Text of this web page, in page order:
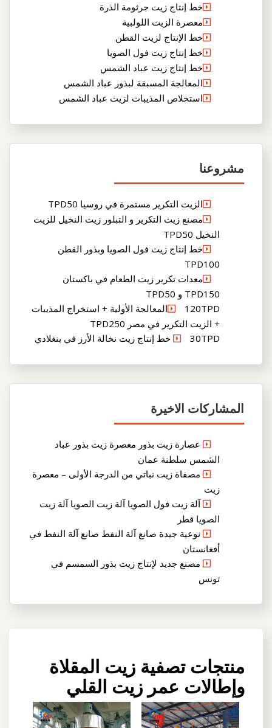
خط إنتاج زيت جرثومة الذرة
معصرة الزيت اللولبية
خط الإنتاج لزيت القطن
خط إنتاج زيت فول الصويا
خط إنتاج زيت عباد الشمس
المعالجة المسبقة لبذور عباد الشمس
استخلاص المذيبات لزيت عباد الشمس
مشروعنا
الزيت التكرير مستمرة في روسيا TPD50
مصنع زيت التكرير و التبلور زيت النخيل للزيت
النخيل TPD50
خط إنتاج زيت فول الصويا وبذور القطن
TPD100
معدات تكرير زيت الطعام في باكستان
TPD150 و TPD50
120TPDالمعالجة الأولية + استخراج المذيبات
+ الزيت التكرير في مصر TPD250
30TPD خط إنتاج زيت نخالة الأرز في بنغلادي
المشاركات الاخيرة
عصارة زيت بذور معصرة زيت بذور عباد
الشمس سلطنة عمان
مصفاة زيت نباتي من الدرجة الأولى – معصرة
زيت
آلة زيت فول الصويا آلة زيت الصويا آلة زيت
الصويا قطر
نوعية جيدة صانع آلة النفط صانع آلة النفط في
أفغانستان
مصنع جديد لإنتاج زيت بذور السمسم في
تونس
منتجات تصفية زيت المقلاة
وإطالات عمر زيت القلي